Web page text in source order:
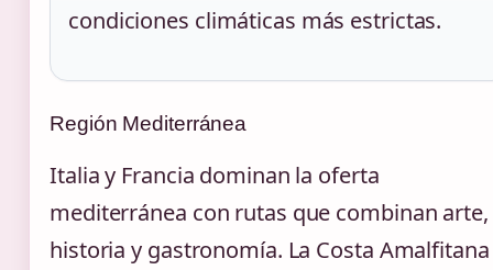
condiciones climáticas más estrictas.
Región Mediterránea
Italia y Francia dominan la oferta
mediterránea con rutas que combinan arte,
historia y gastronomía. La Costa Amalfitana